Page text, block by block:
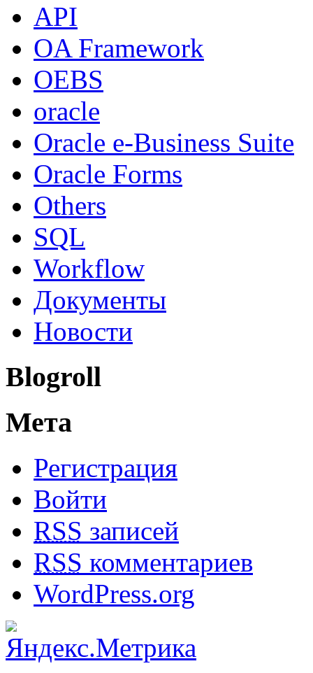
API
OA Framework
OEBS
oracle
Oracle e-Business Suite
Oracle Forms
Others
SQL
Workflow
Документы
Новости
Blogroll
Мета
Регистрация
Войти
RSS записей
RSS комментариев
WordPress.org